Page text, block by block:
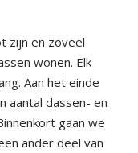
zijn en zoveel
wonen. Elk
Aan het einde
aantal dassen- en
gaan we
ander deel van